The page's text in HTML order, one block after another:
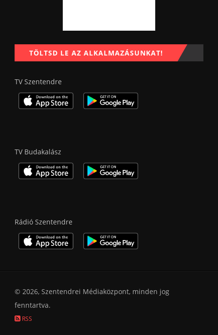
TÖLTSD LE AZ ALKALMAZÁSUNKAT!
TV Szentendre
TV Budakalász
Rádió Szentendre
© 2026, Szentendrei Médiaközpont, minden jog
fenntartva.
RSS